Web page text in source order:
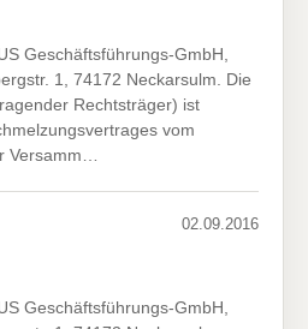
Geschäftsführungs-GmbH,
1, 74172 Neckarsulm. Die
Rechtsträger) ist
vom
Versamm…
02.09.2016
Geschäftsführungs-GmbH,